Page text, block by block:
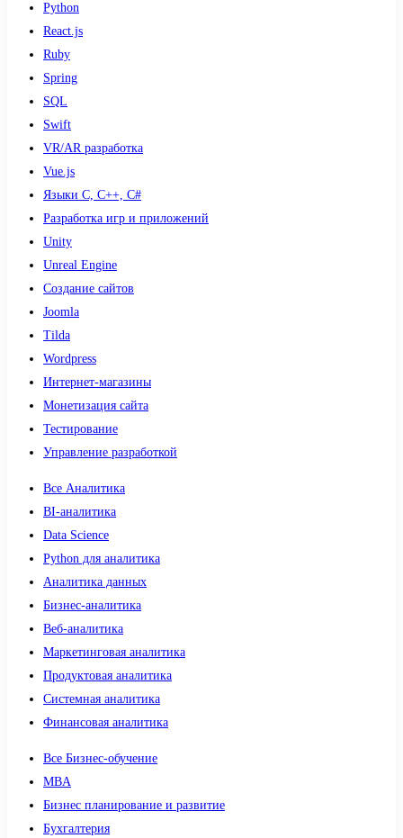
Python
React.js
Ruby
Spring
SQL
Swift
VR/AR разработка
Vue.js
Языки С, С++, С#
Разработка игр и приложений
Unity
Unreal Engine
Создание сайтов
Joomla
Tilda
Wordpress
Интернет-магазины
Монетизация сайта
Тестирование
Управление разработкой
Все Аналитика
BI-аналитика
Data Science
Python для аналитика
Аналитика данных
Бизнес-аналитика
Веб-аналитика
Маркетинговая аналитика
Продуктовая аналитика
Системная аналитика
Финансовая аналитика
Все Бизнес-обучение
MBA
Бизнес планирование и развитие
Бухгалтерия